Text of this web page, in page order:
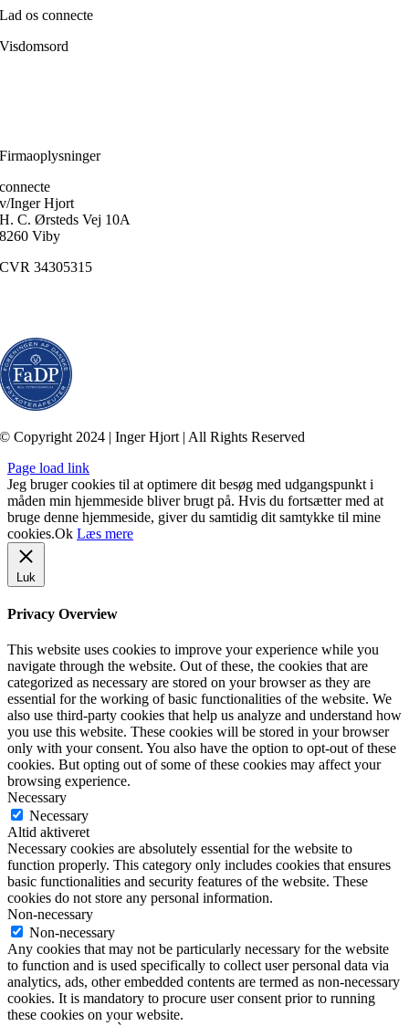
Lad os connecte
Visdomsord
Firmaoplysninger
connecte
v/Inger Hjort
H. C. Ørsteds Vej 10A
8260 Viby
CVR 34305315
© Copyright 2024 | Inger Hjort | All Rights Reserved
Page load link
Jeg bruger cookies til at optimere dit besøg med udgangspunkt i
måden min hjemmeside bliver brugt på. Hvis du fortsætter med at
bruge denne hjemmeside, giver du samtidig dit samtykke til mine
cookies.Ok Læs mere
Luk
Privacy Overview
This website uses cookies to improve your experience while you
navigate through the website. Out of these, the cookies that are
categorized as necessary are stored on your browser as they are
essential for the working of basic functionalities of the website. We
also use third-party cookies that help us analyze and understand how
you use this website. These cookies will be stored in your browser
only with your consent. You also have the option to opt-out of these
cookies. But opting out of some of these cookies may affect your
browsing experience.
Necessary
Necessary
Altid aktiveret
Necessary cookies are absolutely essential for the website to
function properly. This category only includes cookies that ensures
basic functionalities and security features of the website. These
cookies do not store any personal information.
Non-necessary
Non-necessary
Any cookies that may not be particularly necessary for the website
to function and is used specifically to collect user personal data via
analytics, ads, other embedded contents are termed as non-necessary
cookies. It is mandatory to procure user consent prior to running
these cookies on your website.